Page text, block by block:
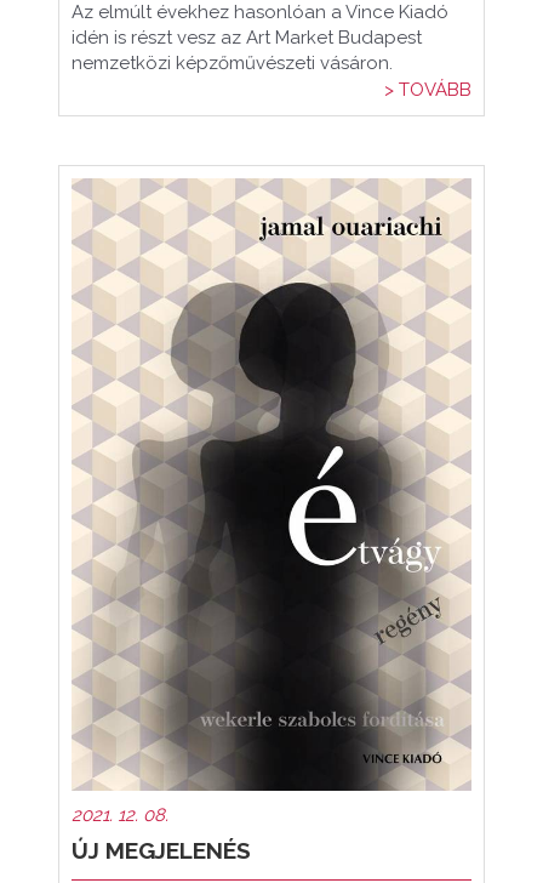
Az elmúlt évekhez hasonlóan a Vince Kiadó
idén is részt vesz az Art Market Budapest
nemzetközi képzőművészeti vásáron.
> TOVÁBB
2021. 12. 08.
ÚJ MEGJELENÉS